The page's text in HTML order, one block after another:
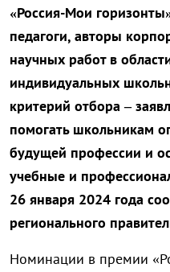
«Россия-Мои
педагоги, авторы
научных работ в
индивидуальных
критерий отбора –
помогать школьникам
будущей профессии и
учебные и
26 января 2024 года
регионального
Номинации в премии